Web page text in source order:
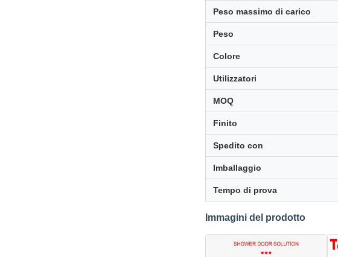
Peso massimo di carico
Peso
Colore
Utilizzatori
MOQ
Finito
Spedito con
Imballaggio
Tempo di prova
Immagini del prodotto